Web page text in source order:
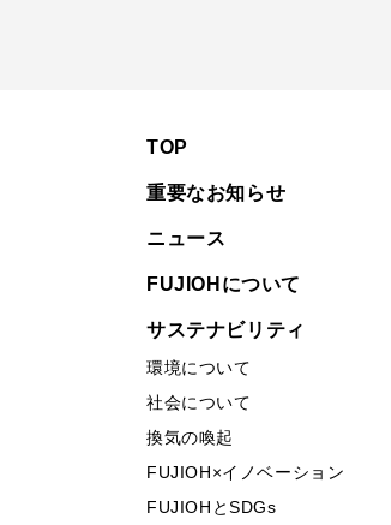
TOP
重要なお知らせ
ニュース
FUJIOHについて
サステナビリティ
環境について
社会について
換気の喚起
FUJIOH×イノベーション
FUJIOHとSDGs